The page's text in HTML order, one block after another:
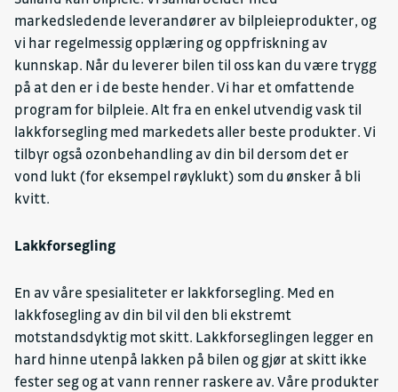
markedsledende leverandører av bilpleieprodukter, og
vi har regelmessig opplæring og oppfriskning av
kunnskap. Når du leverer bilen til oss kan du være trygg
på at den er i de beste hender. Vi har et omfattende
program for bilpleie. Alt fra en enkel utvendig vask til
lakkforsegling med markedets aller beste produkter. Vi
tilbyr også ozonbehandling av din bil dersom det er
vond lukt (for eksempel røyklukt) som du ønsker å bli
kvitt.
Lakkforsegling
En av våre spesialiteter er lakkforsegling. Med en
lakkfosegling av din bil vil den bli ekstremt
motstandsdyktig mot skitt. Lakkforseglingen legger en
hard hinne utenpå lakken på bilen og gjør at skitt ikke
fester seg og at vann renner raskere av. Våre produkter